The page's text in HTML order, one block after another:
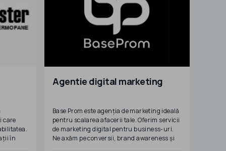
care
în
Agentie digital marketing
Base Prom este agenția de marketing ideală
pentru scalarea afacerii tale. Oferim servicii
de marketing digital pentru business-uri.
Ne axăm pe conversii, brand awareness și